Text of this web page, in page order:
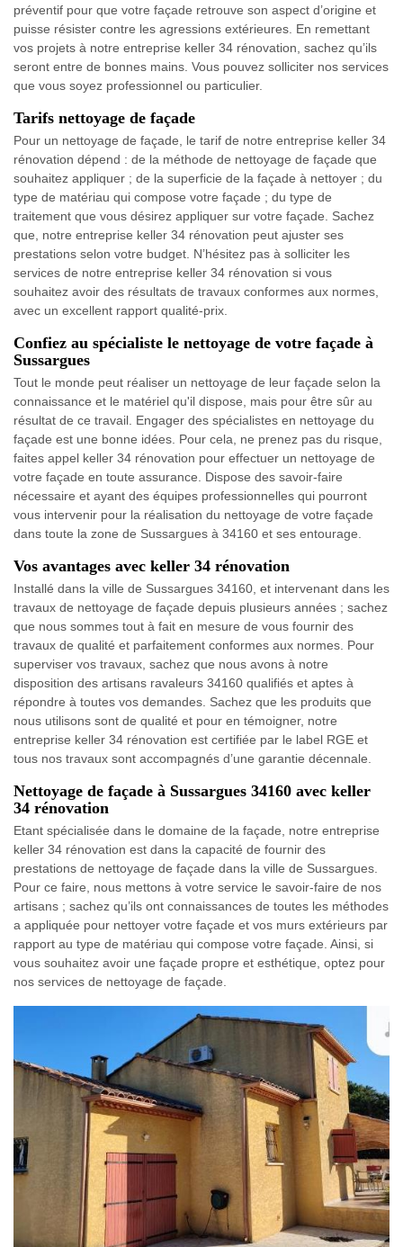
préventif pour que votre façade retrouve son aspect d’origine et
puisse résister contre les agressions extérieures. En remettant
vos projets à notre entreprise keller 34 rénovation, sachez qu’ils
seront entre de bonnes mains. Vous pouvez solliciter nos services
que vous soyez professionnel ou particulier.
Tarifs nettoyage de façade
Pour un nettoyage de façade, le tarif de notre entreprise keller 34
rénovation dépend : de la méthode de nettoyage de façade que
souhaitez appliquer ; de la superficie de la façade à nettoyer ; du
type de matériau qui compose votre façade ; du type de
traitement que vous désirez appliquer sur votre façade. Sachez
que, notre entreprise keller 34 rénovation peut ajuster ses
prestations selon votre budget. N’hésitez pas à solliciter les
services de notre entreprise keller 34 rénovation si vous
souhaitez avoir des résultats de travaux conformes aux normes,
avec un excellent rapport qualité-prix.
Confiez au spécialiste le nettoyage de votre façade à
Sussargues
Tout le monde peut réaliser un nettoyage de leur façade selon la
connaissance et le matériel qu'il dispose, mais pour être sûr au
résultat de ce travail. Engager des spécialistes en nettoyage du
façade est une bonne idées. Pour cela, ne prenez pas du risque,
faites appel keller 34 rénovation pour effectuer un nettoyage de
votre façade en toute assurance. Dispose des savoir-faire
nécessaire et ayant des équipes professionnelles qui pourront
vous intervenir pour la réalisation du nettoyage de votre façade
dans toute la zone de Sussargues à 34160 et ses entourage.
Vos avantages avec keller 34 rénovation
Installé dans la ville de Sussargues 34160, et intervenant dans les
travaux de nettoyage de façade depuis plusieurs années ; sachez
que nous sommes tout à fait en mesure de vous fournir des
travaux de qualité et parfaitement conformes aux normes. Pour
superviser vos travaux, sachez que nous avons à notre
disposition des artisans ravaleurs 34160 qualifiés et aptes à
répondre à toutes vos demandes. Sachez que les produits que
nous utilisons sont de qualité et pour en témoigner, notre
entreprise keller 34 rénovation est certifiée par le label RGE et
tous nos travaux sont accompagnés d’une garantie décennale.
Nettoyage de façade à Sussargues 34160 avec keller
34 rénovation
Etant spécialisée dans le domaine de la façade, notre entreprise
keller 34 rénovation est dans la capacité de fournir des
prestations de nettoyage de façade dans la ville de Sussargues.
Pour ce faire, nous mettons à votre service le savoir-faire de nos
artisans ; sachez qu’ils ont connaissances de toutes les méthodes
a appliquée pour nettoyer votre façade et vos murs extérieurs par
rapport au type de matériau qui compose votre façade. Ainsi, si
vous souhaitez avoir une façade propre et esthétique, optez pour
nos services de nettoyage de façade.